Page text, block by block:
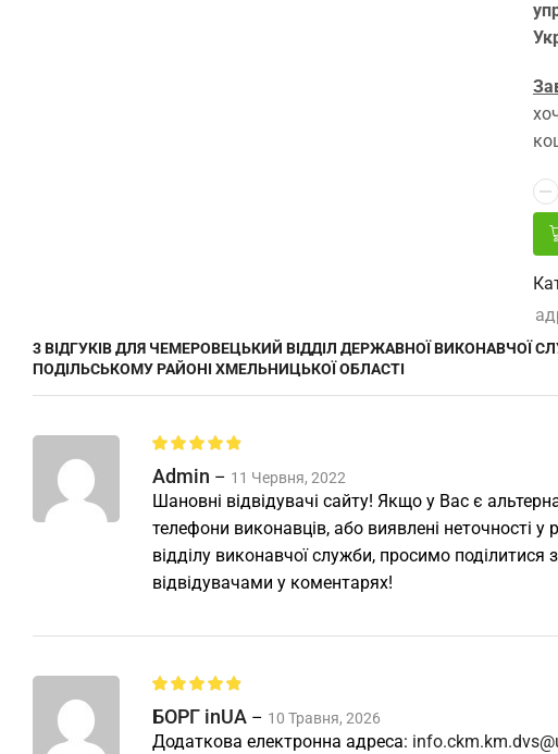
3 ВІДГУКІВ ДЛЯ ЧЕМЕРОВЕЦЬКИЙ ВІДДІЛ ДЕРЖАВНОЇ ВИКОНАВЧОЇ
ПОДІЛЬСЬКОМУ РАЙОНІ ХМЕЛЬНИЦЬКОЇ ОБЛАСТІ
Admin – 11 Червня, 2022
Шановні відвідувачі сайту! Якщо у Вас є
телефони виконавців, або виявлені неточності у
відділу виконавчої служби, просимо поділитися
відвідувачами у коментарях!
БОРГ inUA – 10 Травня, 2026
Додаткова електронна адреса: